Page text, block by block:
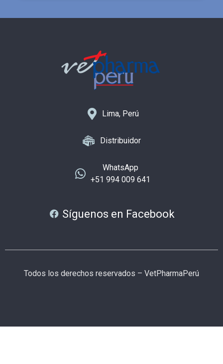
Lima, Perú
Distribuidor
WhatsApp
+51 994 009 641
Síguenos en Facebook
Todos los derechos reservados – VetPharmaPerú